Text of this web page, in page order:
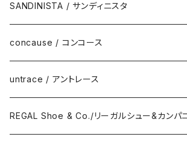
SANDINISTA / サンディニスタ
DAILY STANDARD
concause / コンコース
untrace / アントレース
REGAL Shoe & Co./リーガルシュー&カンパ